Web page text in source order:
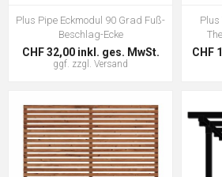
Plus Pipe Eckmodul 90 Grad Fuß-
Beschlag-Ecke
CHF 32,00 inkl. ges. MwSt.
ggf. zzgl. Versand
Plus
CHF